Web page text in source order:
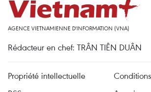
AGENCE VIETNAMIENNE D'INFORMATION (VNA)
Rédacteur en chef: TRÂN TIÊN DUÂN
Propriété intellectuelle